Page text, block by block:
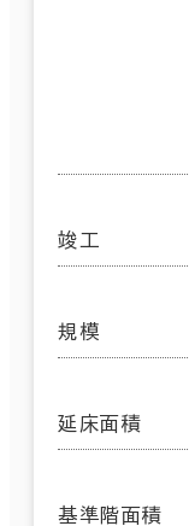
竣工
規模
延床面積
基準階面積